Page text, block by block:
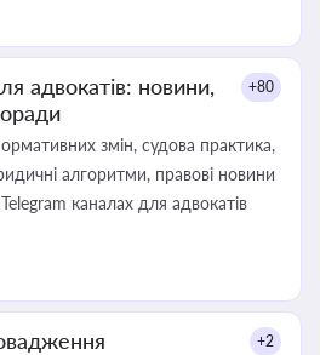
адвокатів: новини,
+80
змін, судова практика,
алгоритми, правові новини
каналах для адвокатів
+2